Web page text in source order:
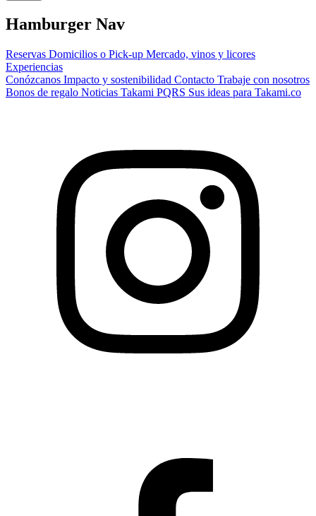
Hamburger Nav
Reservas Domicilios o Pick-up Mercado, vinos y licores
Experiencias
Conózcanos Impacto y sostenibilidad Contacto Trabaje con nosotros
Bonos de regalo Noticias Takami PQRS Sus ideas para Takami.co